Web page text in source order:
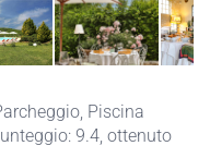
Piscina
9.4, ottenuto